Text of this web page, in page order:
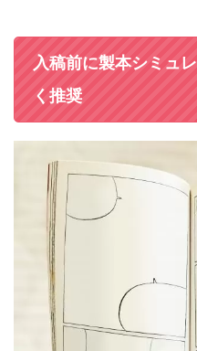
入稿前に製本シミュ
く推奨